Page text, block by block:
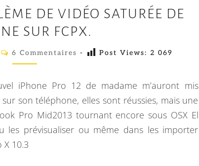
O
R
I
E
R
U
N
P
DE VIDÉO SATURÉE DE
SUR FCPX.
C
M
E
N
T
A
I
E
6 Commentaires - Post Views: 2 069
iPhone Pro 12 de madame m’auront mis
son téléphone, elles sont réussies, mais une
Pro Mid2013 tournant encore sous OSX El
les prévisualiser ou même dans les importer
X 10.3